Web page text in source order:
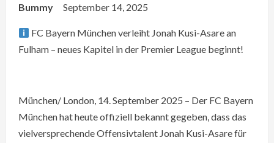
Bummy September 14, 2025
FC Bayern München verleiht Jonah Kusi-Asare an
Fulham – neues Kapitel in der Premier League beginnt!
München/ London, 14. September 2025 – Der FC Bayern
München hat heute offiziell bekannt gegeben, dass das
vielversprechende Offensivtalent Jonah Kusi-Asare für